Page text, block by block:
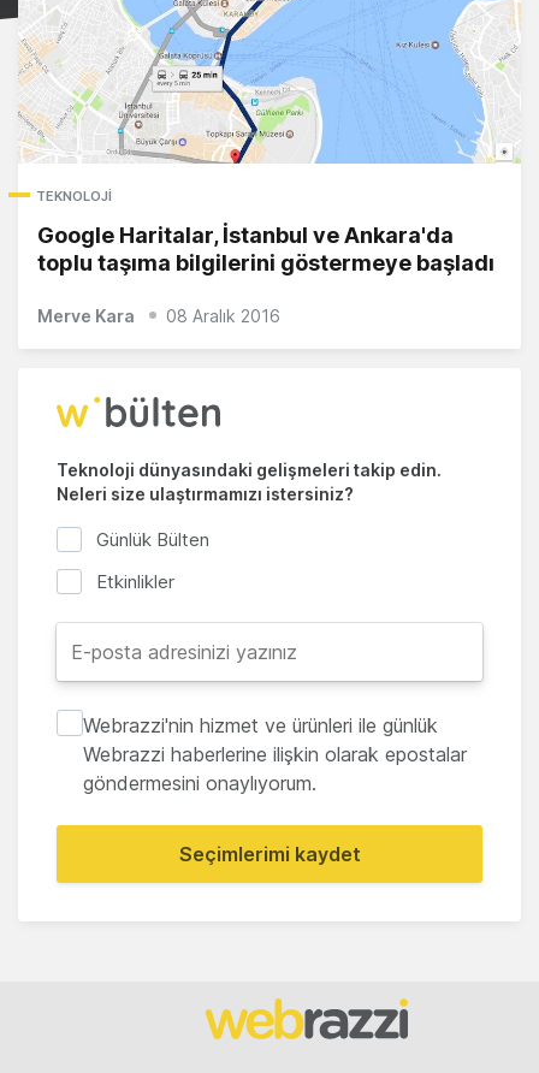
TEKNOLOJI
Google Haritalar, İstanbul ve Ankara'da
toplu taşıma bilgilerini göstermeye başladı
Merve Kara 08 Aralık 2016
Teknoloji dünyasındaki gelişmeleri takip edin.
Neleri size ulaştırmamızı istersiniz?
Günlük Bülten
Etkinlikler
Webrazzi'nin hizmet ve ürünleri ile günlük
Webrazzi haberlerine ilişkin olarak epostalar
göndermesini onaylıyorum.
Seçimlerimi kaydet